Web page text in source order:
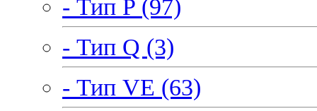
- Тип P (97)
- Тип Q (3)
- Тип VE (63)